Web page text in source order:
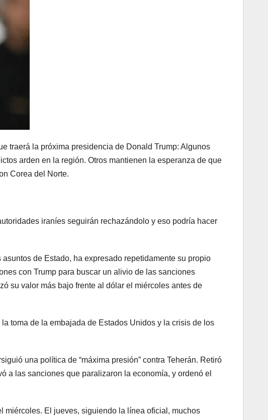
traerá la próxima presidencia de Donald Trump: Algunos
arden en la región. Otros mantienen la esperanza de que
Corea del Norte.
iraníes seguirán rechazándolo y eso podría hacer
de Estado, ha expresado repetidamente su propio
con Trump para buscar un alivio de las sanciones
su valor más bajo frente al dólar el miércoles antes de
toma de la embajada de Estados Unidos y la crisis de los
una política de “máxima presión” contra Teherán. Retiró
a las sanciones que paralizaron la economía, y ordenó el
miércoles. El jueves, siguiendo la línea oficial, muchos